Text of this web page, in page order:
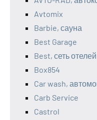
Avtomix
Barbie, сауна
Best Garage
Best, сеть отелей
Box854
Car wash,
Carb Service
Castrol